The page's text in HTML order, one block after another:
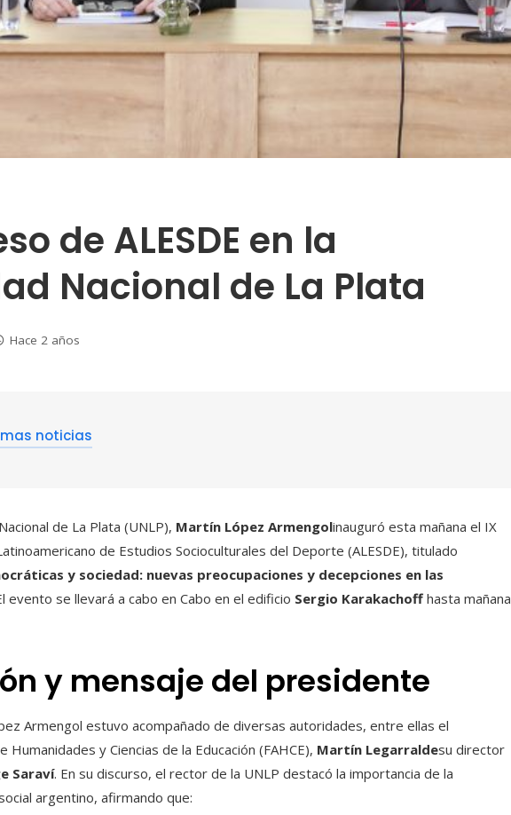
de ALESDE en la
Nacional de La Plata
Hace 2 años
noticias
de La Plata (UNLP), Martín López Armengolinauguró esta mañana el IX
de Estudios Socioculturales del Deporte (ALESDE), titulado
y sociedad: nuevas preocupaciones y decepciones en las
evento se llevará a cabo en Cabo en el edificio Sergio Karakachoff hasta mañana
y mensaje del presidente
Armengol estuvo acompañado de diversas autoridades, entre ellas el
Humanidades y Ciencias de la Educación (FAHCE), Martín Legarraldesu director
Saraví. En su discurso, el rector de la UNLP destacó la importancia de la
argentino, afirmando que: